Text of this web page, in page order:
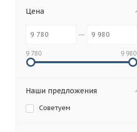
Цена
9 780 9 980
Наши предложения
Советуем